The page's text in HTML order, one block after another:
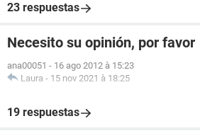
23 respuestas
Necesito su opinión, por favor
ana00051 - 16 ago 2012 à 15:23
Laura - 15 nov 2021 à 18:25
19 respuestas